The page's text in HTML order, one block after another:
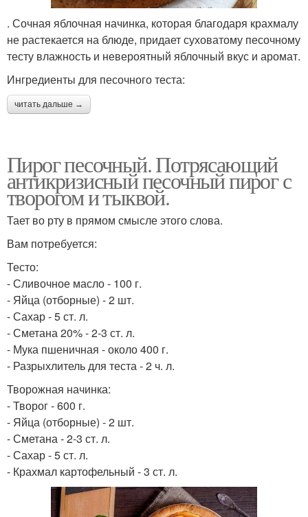
. Сочная яблочная начинка, которая благодаря крахмалу
не растекается на блюде, придает суховатому песочному
тесту влажность и невероятный яблочный вкус и аромат.
Ингредиенты для песочного теста:
читать дальше →
Пирог песочный. Потрясающий
антикризисный песочный пирог с
творогом и тыквой.
Тает во рту в прямом смысле этого слова.
Вам потребуется:
Тесто:
- Сливочное масло - 100 г.
- Яйца (отборные) - 2 шт.
- Сахар - 5 ст. л.
- Сметана 20% - 2-3 ст. л.
- Мука пшеничная - около 400 г.
- Разрыхлитель для теста - 2 ч. л.
Творожная начинка:
- Творог - 600 г.
- Яйца (отборные) - 2 шт.
- Сметана - 2-3 ст. л.
- Сахар - 5 ст. л.
- Крахмал картофельный - 3 ст. л.